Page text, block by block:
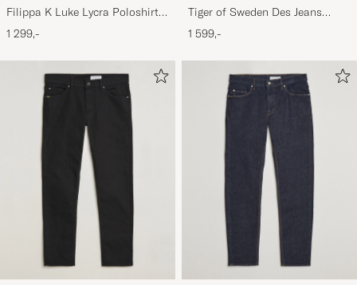
Filippa K Luke Lycra Poloshirt
Navy
1 299,-
Tiger of Sweden Des Jeans
Ripen Blue
1 599,-